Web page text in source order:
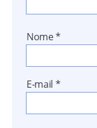
Nome*
E-mail *